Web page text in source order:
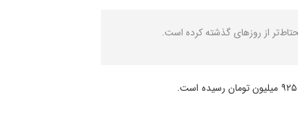
از روزهای گذشته کرده است.